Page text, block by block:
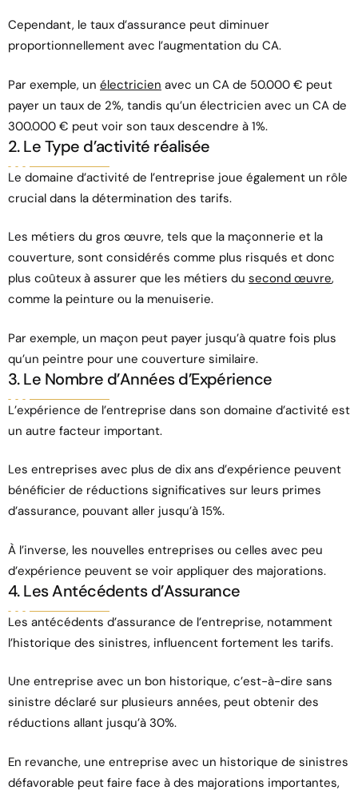
Cependant, le taux d’assurance peut diminuer
proportionnellement avec l’augmentation du CA.
Par exemple, un électricien avec un CA de 50.000 € peut
payer un taux de 2%, tandis qu’un électricien avec un CA de
300.000 € peut voir son taux descendre à 1%.
2. Le Type d’activité réalisée
Le domaine d’activité de l’entreprise joue également un rôle
crucial dans la détermination des tarifs.
Les métiers du gros œuvre, tels que la maçonnerie et la
couverture, sont considérés comme plus risqués et donc
plus coûteux à assurer que les métiers du second œuvre,
comme la peinture ou la menuiserie.
Par exemple, un maçon peut payer jusqu’à quatre fois plus
qu’un peintre pour une couverture similaire.
3. Le Nombre d’Années d’Expérience
L’expérience de l’entreprise dans son domaine d’activité est
un autre facteur important.
Les entreprises avec plus de dix ans d’expérience peuvent
bénéficier de réductions significatives sur leurs primes
d’assurance, pouvant aller jusqu’à 15%.
À l’inverse, les nouvelles entreprises ou celles avec peu
d’expérience peuvent se voir appliquer des majorations.
4. Les Antécédents d’Assurance
Les antécédents d’assurance de l’entreprise, notamment
l’historique des sinistres, influencent fortement les tarifs.
Une entreprise avec un bon historique, c’est-à-dire sans
sinistre déclaré sur plusieurs années, peut obtenir des
réductions allant jusqu’à 30%.
En revanche, une entreprise avec un historique de sinistres
défavorable peut faire face à des majorations importantes,